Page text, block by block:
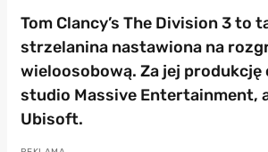
Tom Clancy’s The Division 3 to
strzelanina nastawiona na
wieloosobową. Za jej produkcję
studio Massive Entertainment,
Ubisoft.